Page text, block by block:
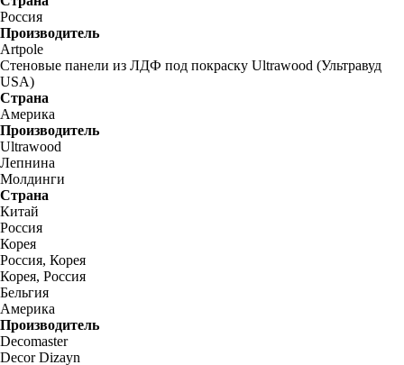
Россия
Производитель
Artpole
Стеновые панели из ЛДФ под покраску Ultrawood (Ультравуд
USA)
Страна
Америка
Производитель
Ultrawood
Лепнина
Молдинги
Страна
Китай
Россия
Корея
Россия, Корея
Корея, Россия
Бельгия
Америка
Производитель
Decomaster
Decor Dizayn